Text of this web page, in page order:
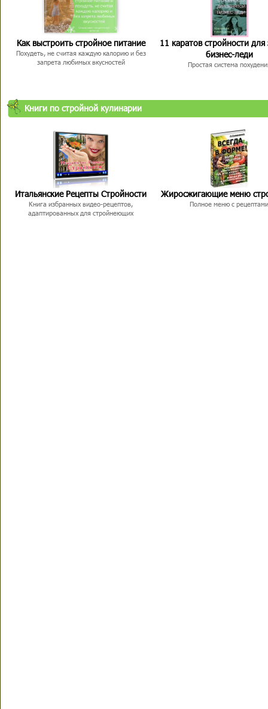
Как выстроить стройное питание
Похудеть, не считая каждую калорию и без
запрета любимых вкусностей
11 каратов стройности для
бизнес-леди
Простая система
Книги по стройной кулинарии
Итальянские Рецепты Стройности
Книга избранных видео-рецептов,
адаптированных для стройнеющих
Жиросжигающие меню
Полное меню с рецептами